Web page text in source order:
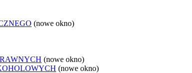
(nowe okno)
(nowe okno)
(nowe okno)